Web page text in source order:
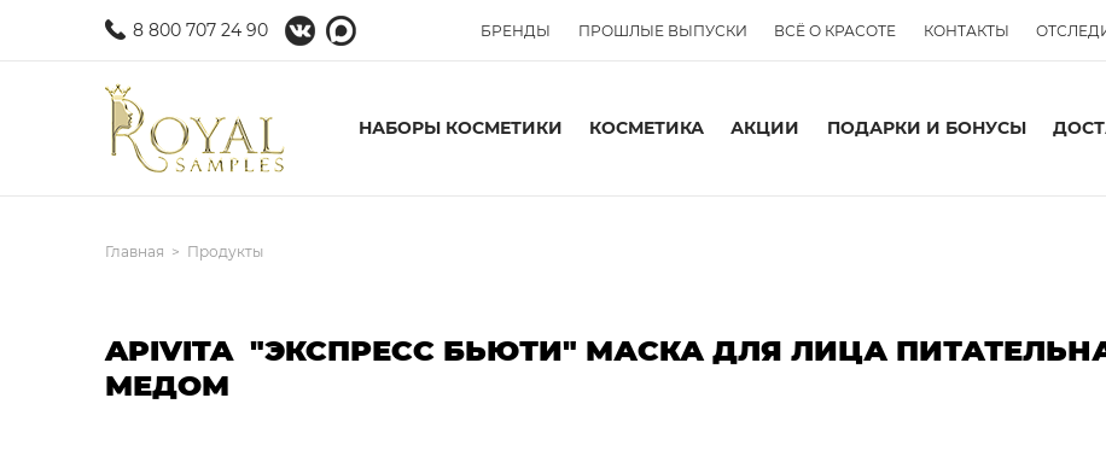
8 800 707 24 90 БРЕНДЫ ПРОШЛЫЕ ВЫПУСКИ ВСЁ О КРАСОТЕ КОНТАКТЫ
НАБОРЫ КОСМЕТИКИ КОСМЕТИКА АКЦИИ ПОДАРКИ И БОНУСЫ
Главная Продукты
APIVITA "ЭКСПРЕСС БЬЮТИ" МАСКА ДЛЯ ЛИЦА
МЕДОМ